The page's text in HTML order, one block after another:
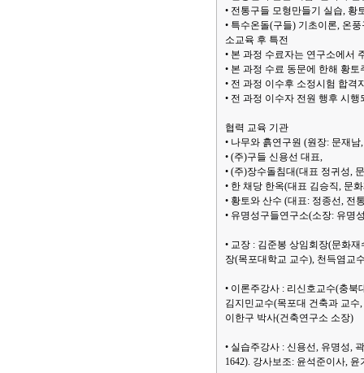
• 전통구들 모형만들기 실습, 황
• 특수온돌(구들) 기초이론, 온
소교육 후 특전
• 본 과정 수료자는 연구소에서
• 본 과정 수료 동문에 한해 황
• 전 과정 이수후 소정시험 합격
• 전 과정 이수자 전원 행후 시
협력 교육 기관
• 나무와 흙연구원 (원장: 문재
• (주)구들 신용선 대표,
• (주)장수돌침대(대표 정귀성,
• 한 채당 한옥(대표 김승직, 문
• 황토와 산수 (대표: 정종선, 전
• 유명성구들연구소(소장: 유명
• 교장 : 김준봉 상임회장(문화
장(목포대학교 교수), 천득염교
• 이론주강사 : 리신호교수(충
김지민교수(목포대 건축과 교
이한구 박사(건축연구소 소장)
• 실습주강사 : 신용선, 유명성,
1642). 강사보조: 윤석준이사,